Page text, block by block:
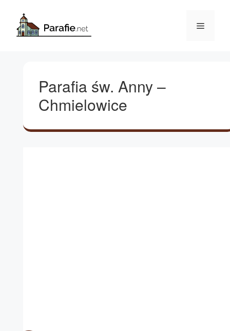
Menu
Parafia św. Anny –
Chmielowice